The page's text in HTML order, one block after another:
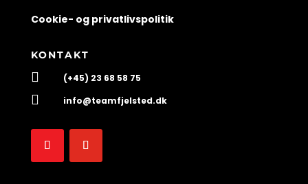
Cookie- og privatlivspolitik
KONTAKT
 (+45) 23 68 58 75
 info@teamfjelsted.dk